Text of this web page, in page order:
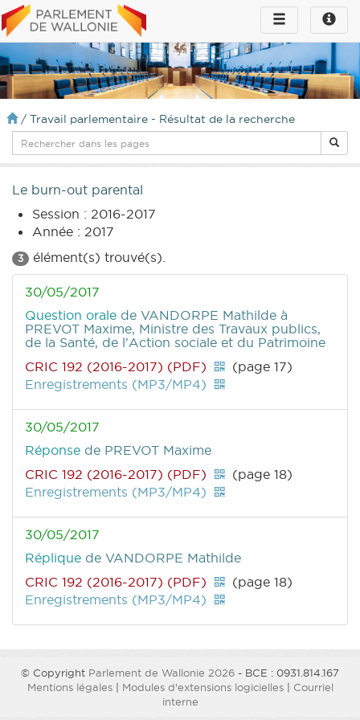
Toggle
infos
Toggle
navigation
/ Travail parlementaire - Résultat de la recherche
Le burn-out parental
Session : 2016-2017
Année : 2017
3 élément(s) trouvé(s).
30/05/2017
Question orale de VANDORPE Mathilde à
PREVOT Maxime, Ministre des Travaux publics,
de la Santé, de l'Action sociale et du Patrimoine
CRIC 192 (2016-2017) (PDF)
(page 17)
Enregistrements (MP3/MP4)
30/05/2017
Réponse de PREVOT Maxime
CRIC 192 (2016-2017) (PDF)
(page 18)
Enregistrements (MP3/MP4)
30/05/2017
Réplique de VANDORPE Mathilde
CRIC 192 (2016-2017) (PDF)
(page 18)
Enregistrements (MP3/MP4)
© Copyright Parlement de Wallonie 2026 - BCE : 0931.814.167
Mentions légales| Modules d'extensions logicielles| Courriel
interne